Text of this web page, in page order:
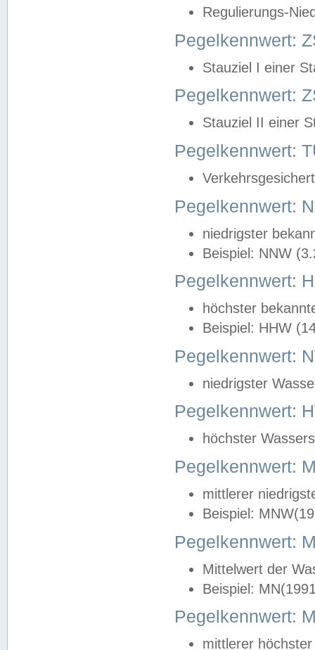
Regulierungs-
Pegelkennwert:
Stauziel I einer
Pegelkennwert:
Stauziel II einer
Pegelkennwert:
Pegelkennwert:
niedrigster
Beispiel: NNW
Pegelkennwert:
höchster
Beispiel: HHW
Pegelkennwert:
niedrigster
Pegelkennwert:
höchster
Pegelkennwert:
mittlerer
Beispiel:
Pegelkennwert:
Mittelwert der
Beispiel:
Pegelkennwert:
mittlerer